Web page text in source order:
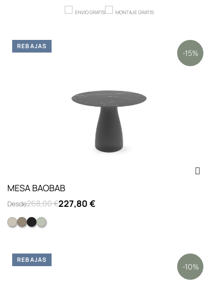
ENVIO GRATIS MONTAJE GRATIS
MESA BAOBAB
Desde268,00 €227,80 €
MarfilArena
NegroGris verdoso
-15%
REBAJAS
-10%
REBAJAS